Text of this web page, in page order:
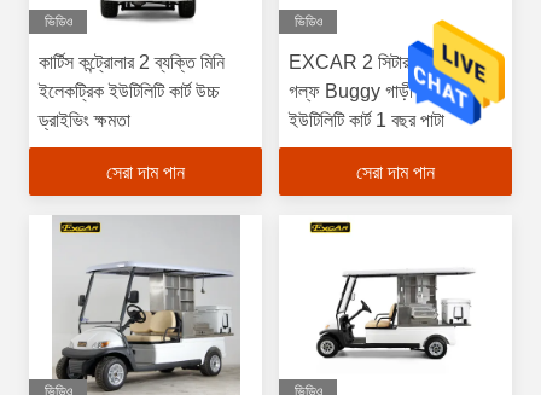
ভিডিও
কার্টিস কন্ট্রোলার 2 ব্যক্তি মিনি
ইলেকট্রিক ইউটিলিটি কার্ট উচ্চ
ড্রাইভিং ক্ষমতা
সেরা দাম পান
ভিডিও
EXCAR 2 সিটার বৈদ্যুতিক
গল্ফ Buggy গাড়ী খাদ্য
ইউটিলিটি কার্ট 1 বছর পাটা
সেরা দাম পান
ভিডিও ভিডিও